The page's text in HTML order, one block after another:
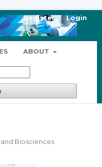
ABOUT
Register Login
and Biosciences